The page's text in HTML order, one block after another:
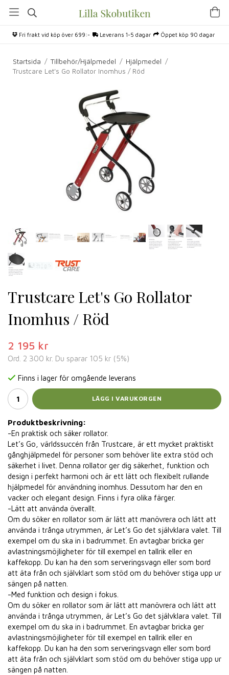
Fri frakt vid köp över 699:- Leverans 1-5 dagar Öppet köp 90 dagar
Startsida / Tillbehör/Hjälpmedel / Hjälpmedel /
Trustcare Let's Go Rollator Inomhus / Röd
Trustcare Let's Go Rollator
Inomhus / Röd
2 195 kr
Ord. 2 300 kr. Du sparar 105 kr (5%)
Finns i lager för omgående leverans
LÄGG I VARUKORGEN
Produktbeskrivning:
-En praktisk och säker rollator.
Let’s Go, världssuccén från Trustcare, är ett mycket praktiskt
gånghjälpmedel för personer som behöver lite extra stöd och
säkerhet i livet. Denna rollator ger dig säkerhet, funktion och
design i perfekt harmoni och är ett lätt och flexibelt rullande
hjälpmedel för användning inomhus. Dessutom har den en
vacker och elegant design. Finns i fyra olika färger.
-Lätt att använda överallt.
Om du söker en rollator som är lätt att manövrera och lätt att
använda i trånga utrymmen, är Let’s Go det självklara valet. Till
exempel om du ska in i badrummet. En avtagbar bricka ger
avlastningsmöjligheter för till exempel en tallrik eller en
kaffekopp. Du kan ha den som serveringsvagn eller som bord
att äta från och självklart som stöd om du behöver stiga upp ur
sängen på natten.
-Med funktion och design i fokus.
Om du söker en rollator som är lätt att manövrera och lätt att
använda i trånga utrymmen, är Let’s Go det självklara valet. Till
exempel om du ska in i badrummet. En avtagbar bricka ger
avlastningsmöjligheter för till exempel en tallrik eller en
kaffekopp. Du kan ha den som serveringsvagn eller som bord
att äta från och självklart som stöd om du behöver stiga upp ur
sängen på natten.